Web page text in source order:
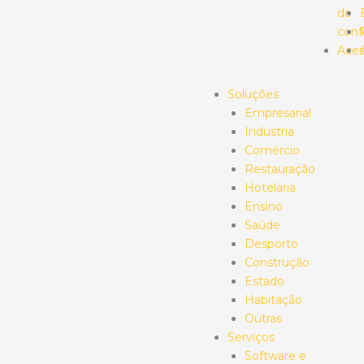
de
Soluções
Empresarial
Industria
Comércio
Restauração
Hotelaria
Ensino
Saúde
Desporto
Construção
Estado
Habitação
Outras
Serviços
Software e